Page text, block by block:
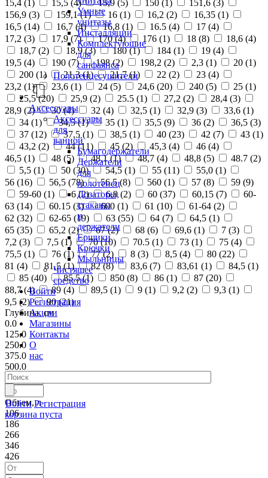
Умные
унитазы
Инсталляции
Комплектующие
для
санфаянса
Полотенцесушители
Аксессуары
Аксессуары
для
ванной
Бумагодержатели
Держатели
для
полотенец
Дозаторы,
стаканы
и
держатели
Ершики
Крючки
Мыльницы
Чистящее
средство
Войти
Регистрация
Акции
Магазины
Контакты
О
нас
Войти Регистрация
корзина пуста
15,4 (1 ) 15,5 (4) 15,9 (5) 150 (1 ) 151,6 (3)
156,9 (3) 159,1 (1) 16 (1) 16,2 (2) 16,35 (1)
16,5 (14) 16,7 (4) 16,8 (1) 16.5 (4) 17 (4)
17,2 (3) 17,9 (7) 170 (4) 176 (1) 18 (8) 18,6 (4)
18,7 (2) 18,9 (3) 180 (1) 184 (1) 19 (4)
19,5 (4) 190 (7) 198 (2) 198,2 (2) 2,3 (1) 20 (1)
200 (1) 21,3 (1) 21,7 (1) 22 (2) 23 (4)
23,2 (1) 23,6 (1) 24 (5) 24,6 (20) 240 (5) 25 (1)
25,5 (20) 25,9 (2) 25.5 (1) 27,2 (2) 28,4 (3)
28,9 (2) 30 (4) 32 (4) 32,5 (1) 32,9 (3) 33,6 (1)
34 (1) 34,5 (1) 35 (1) 35,5 (9) 36 (2) 36,5 (3)
37 (12) 37,5 (1) 38,5 (1) 40 (23) 42 (7) 43 (1)
43,2 (2) 44 (11) 45 (2) 45,3 (4) 46 (4)
46,5 (1) 48 (5) 48,1 (1) 48,7 (4) 48,8 (5) 48.7 (2)
5,5 (1) 50 (30) 54,5 (1) 55 (11) 55,0 (1)
56 (16) 56,5 (78) 56.5 (8) 560 (1) 57 (8) 59 (9)
59-60 (1) 6 (2) 6,9 (2) 60 (37) 60,15 (7)
60-
63 (14) 60.15 (3) 600 (1) 61 (10) 61-64 (2)
62 (32) 62-65 (19) 63 (55) 64 (7) 64,5 (1)
65 (35) 65,2 (2) 67 (2) 68 (6) 69,6 (1) 7 (3)
7,2 (3) 7,5 (1) 70 (10) 70.5 (1) 73 (1) 75 (4)
75,5 (1) 76 (1) 77 (2) 8 (3) 8,5 (4) 80 (22)
81 (4) 81,5 (1) 82 (8) 83,6 (7) 83,61 (1) 84,5 (1)
85 (40) 85,5 (1) 850 (8) 86 (1) 87 (20)
88,7 (4) 89 (4) 89,5 (1) 9 (1) 9,2 (2) 9,3 (1)
9,5 (2) 90 (21)
Глубина, см
0.0
125.0
250.0
375.0
500.0
Объем, л
106
186
266
346
426